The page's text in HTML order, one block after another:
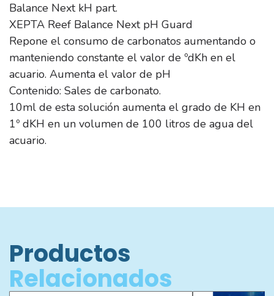
Balance Next kH part.
XEPTA Reef Balance Next pH Guard
Repone el consumo de carbonatos aumentando o
manteniendo constante el valor de ºdKh en el
acuario. Aumenta el valor de pH
Contenido: Sales de carbonato.
10ml de esta solución aumenta el grado de KH en
1º dKH en un volumen de 100 litros de agua del
acuario.
Productos
Relacionados